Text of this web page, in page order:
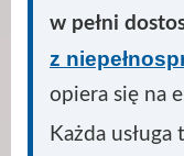
w pełni
z
opiera się na
Każda